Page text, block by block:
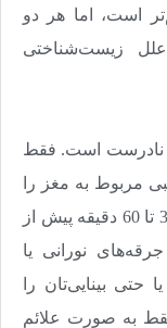
است، اما هر دو
زیست‌شناختی
نادرست است. فقط
مربوط به مغز را
به نام «اورا» را تجربه می‌کنند که معمولا 30 تا 60 دقیقه پیش از
نورانی یا
بینایی‌تان را
به صورت علائم